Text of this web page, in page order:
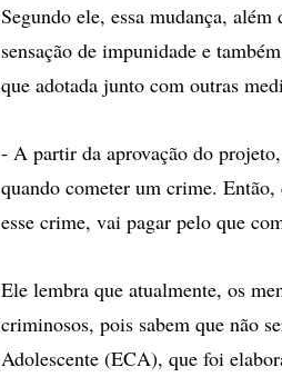
Segundo ele, essa mudança,
sensação de impunidade e
que adotada junto com outras
- A partir da aprovação do
quando cometer um crime. Então,
esse crime, vai pagar pelo que
Ele lembra que atualmente, os
criminosos, pois sabem que não
Adolescente (ECA), que foi